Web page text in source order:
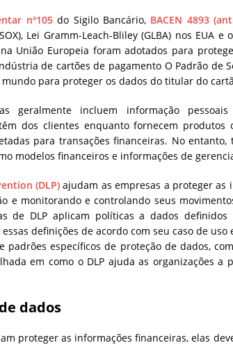
nº105do Sigilo Bancário, BACEN 4893
Lei Gramm-Leach-Bliley (GLBA) nos EUA
na União Europeia foram adotados para
de cartões de pagamento O Padrão de
mundo para proteger os dados do titular do
geralmente incluem informação
dos clientes enquanto fornecem produtos
para transações financeiras. No
modelos financeiros e informações de
(DLP)ajudam as empresas a proteger as
e monitorando e controlando seus
de DLP aplicam políticas a dados definidos
definições de acordo com seu caso de uso
específicos de proteção de dados,
em como o DLP ajuda as organizações a
dados
proteger as informações financeiras, elas